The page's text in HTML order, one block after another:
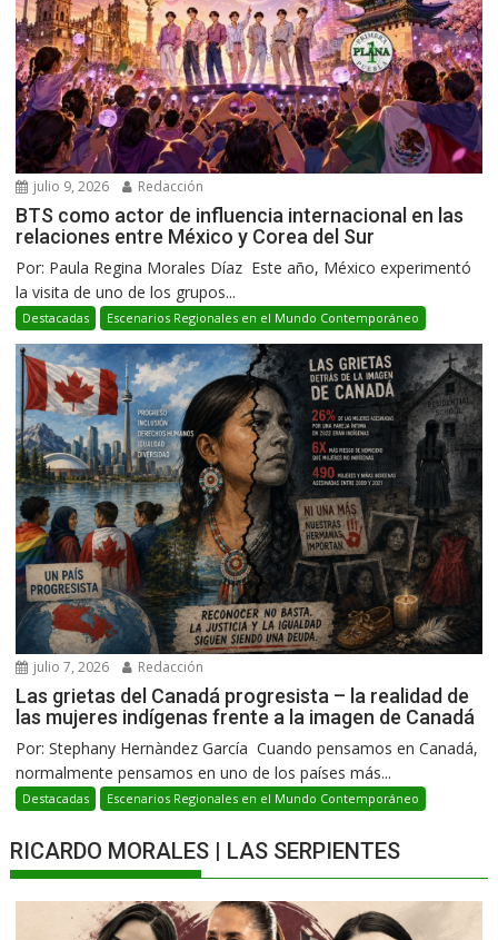
julio 9, 2026 Redacción
BTS como actor de influencia internacional en las
relaciones entre México y Corea del Sur
Por: Paula Regina Morales Díaz Este año, México experimentó
la visita de uno de los grupos...
Destacadas Escenarios Regionales en el Mundo Contemporáneo
julio 7, 2026 Redacción
Las grietas del Canadá progresista – la realidad de
las mujeres indígenas frente a la imagen de Canadá
Por: Stephany Hernàndez García Cuando pensamos en Canadá,
normalmente pensamos en uno de los países más...
Destacadas Escenarios Regionales en el Mundo Contemporáneo
RICARDO MORALES | LAS SERPIENTES